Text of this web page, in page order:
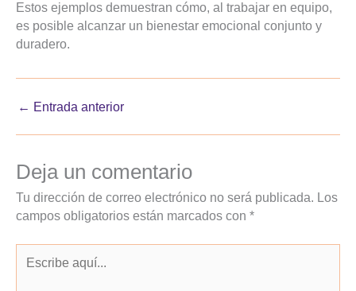
Estos ejemplos demuestran cómo, al trabajar en equipo,
es posible alcanzar un bienestar emocional conjunto y
duradero.
← Entrada anterior
Deja un comentario
Tu dirección de correo electrónico no será publicada. Los
campos obligatorios están marcados con *
aquí...